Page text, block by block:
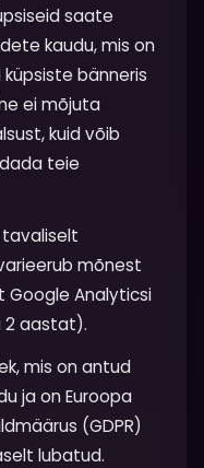
saate
kaudu, mis on
bänneris
ei mõjuta
kuid võib
teie
tavaliselt
mõnest
Google Analyticsi
2 aastat).
mis on antud
ja on Euroopa
(GDPR)
lubatud.